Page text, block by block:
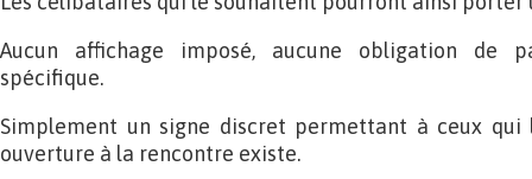
Aucun affichage imposé, aucune obligation de
spécifique.
Simplement un signe discret permettant à ceux qui
ouverture à la rencontre existe.